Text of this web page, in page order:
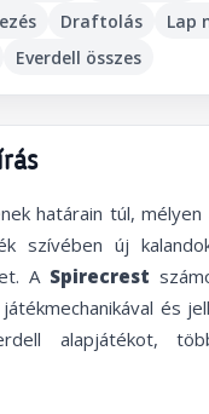
Draftolás
Lap
Everdell összes
határain túl,
szívében új
A Spirecrest
és
alapjátékot,